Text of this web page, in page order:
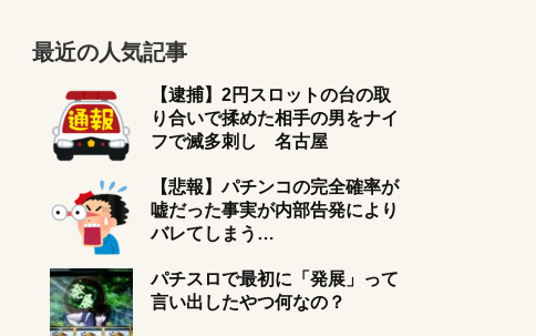
最近の人気記事
【逮捕】2円スロットの台の取
り合いで揉めた相手の男をナイ
フで滅多刺し 名古屋
【悲報】パチンコの完全確率が
嘘だった事実が内部告発により
バレてしまう…
パチスロで最初に「発展」って
言い出したやつ何なの？